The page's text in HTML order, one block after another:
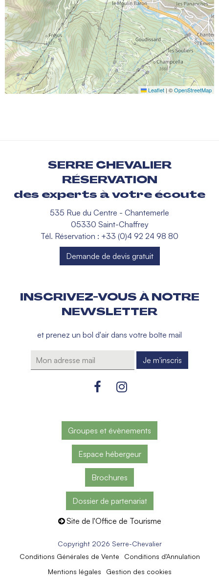
Leaflet | ©OpenStreetMap
SERRE CHEVALIER
RÉSERVATION
des experts à votre écoute
535 Rue du Centre - Chantemerle
05330 Saint-Chaffrey
Tél. Réservation : +33 (0)4 92 24 98 80
Demande de devis gratuit
INSCRIVEZ-VOUS À NOTRE
NEWSLETTER
et prenez un bol d'air dans votre boîte mail
Groupes et évènements
Espace hébergeur
Brochures
Dossier de partenariat
Site de l'Office de Tourisme
Copyright 2026 Serre-Chevalier
Conditions Générales de Vente
Conditions d'Annulation
Mentions légales
Gestion des cookies